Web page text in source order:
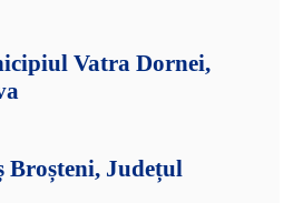
Vatra Dornei,
Broșteni, Județul